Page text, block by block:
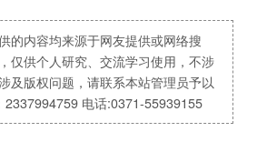
的内容均来源于网友提供或网络搜
仅供个人研究、交流学习使用，不涉
及版权问题，请联系本站管理员予以
2337994759 电话:0371-55939155